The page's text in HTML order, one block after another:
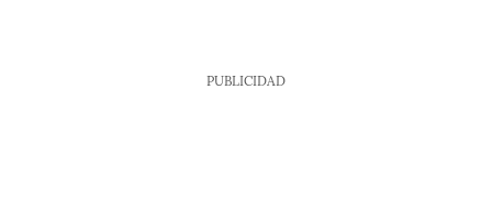
PUBLICIDAD